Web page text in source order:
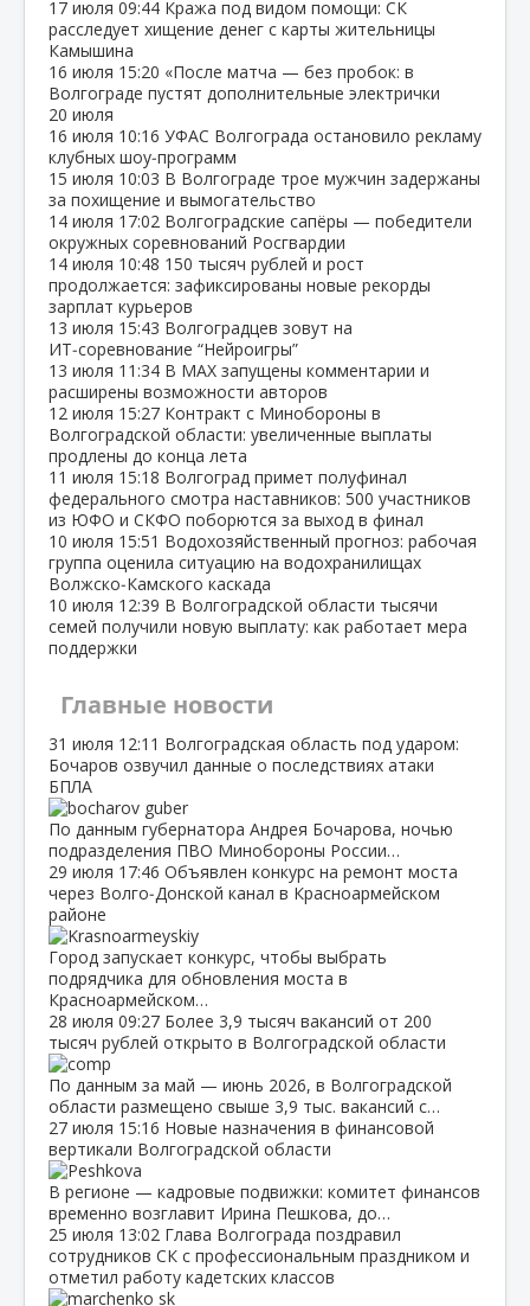
17 июля 09:44 Кража под видом помощи: СК
расследует хищение денег с карты жительницы
Камышина
16 июля 15:20 «После матча — без пробок: в
Волгограде пустят дополнительные электрички
20 июля
16 июля 10:16 УФАС Волгограда остановило рекламу
клубных шоу‑программ
15 июля 10:03 В Волгограде трое мужчин задержаны
за похищение и вымогательство
14 июля 17:02 Волгоградские сапёры — победители
окружных соревнований Росгвардии
14 июля 10:48 150 тысяч рублей и рост
продолжается: зафиксированы новые рекорды
зарплат курьеров
13 июля 15:43 Волгоградцев зовут на
ИТ‑соревнование “Нейроигры”
13 июля 11:34 В МАХ запущены комментарии и
расширены возможности авторов
12 июля 15:27 Контракт с Минобороны в
Волгоградской области: увеличенные выплаты
продлены до конца лета
11 июля 15:18 Волгоград примет полуфинал
федерального смотра наставников: 500 участников
из ЮФО и СКФО поборются за выход в финал
10 июля 15:51 Водохозяйственный прогноз: рабочая
группа оценила ситуацию на водохранилищах
Волжско‑Камского каскада
10 июля 12:39 В Волгоградской области тысячи
семей получили новую выплату: как работает мера
поддержки
Главные новости
31 июля 12:11 Волгоградская область под ударом:
Бочаров озвучил данные о последствиях атаки
БПЛА
По данным губернатора Андрея Бочарова, ночью
подразделения ПВО Минобороны России…
29 июля 17:46 Объявлен конкурс на ремонт моста
через Волго‑Донской канал в Красноармейском
районе
Город запускает конкурс, чтобы выбрать
подрядчика для обновления моста в
Красноармейском…
28 июля 09:27 Более 3,9 тысяч вакансий от 200
тысяч рублей открыто в Волгоградской области
По данным за май — июнь 2026, в Волгоградской
области размещено свыше 3,9 тыс. вакансий с…
27 июля 15:16 Новые назначения в финансовой
вертикали Волгоградской области
В регионе — кадровые подвижки: комитет финансов
временно возглавит Ирина Пешкова, до…
25 июля 13:02 Глава Волгограда поздравил
сотрудников СК с профессиональным праздником и
отметил работу кадетских классов